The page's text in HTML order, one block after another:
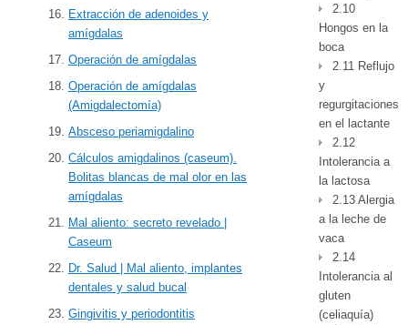
Extracción de adenoides y
amígdalas
Operación de amígdalas
Operación de amígdalas
(Amigdalectomía)
Absceso periamigdalino
Cálculos amigdalinos (caseum).
Bolitas blancas de mal olor en las
amígdalas
Mal aliento: secreto revelado |
Caseum
Dr. Salud | Mal aliento, implantes
dentales y salud bucal
Gingivitis y periodontitis
2.10
Hongos en la
boca
2.11 Reflujo
y
regurgitaciones
en el lactante
2.12
Intolerancia a
la lactosa
2.13 Alergia
a la leche de
vaca
2.14
Intolerancia al
gluten
(celiaquía)